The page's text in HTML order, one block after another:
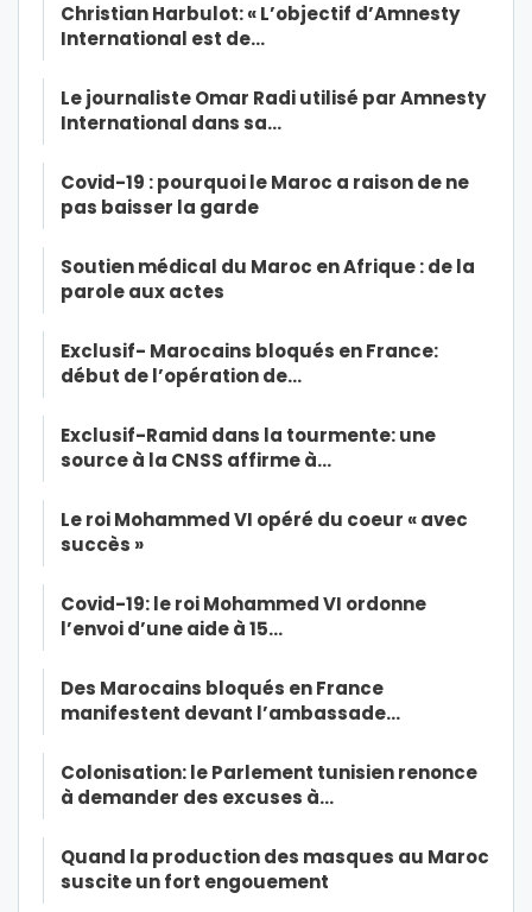
Christian Harbulot: « L’objectif d’Amnesty
International est de…
Le journaliste Omar Radi utilisé par Amnesty
International dans sa…
Covid-19 : pourquoi le Maroc a raison de ne
pas baisser la garde
Soutien médical du Maroc en Afrique : de la
parole aux actes
Exclusif- Marocains bloqués en France:
début de l’opération de…
Exclusif-Ramid dans la tourmente: une
source à la CNSS affirme à…
Le roi Mohammed VI opéré du coeur « avec
succès »
Covid-19: le roi Mohammed VI ordonne
l’envoi d’une aide à 15…
Des Marocains bloqués en France
manifestent devant l’ambassade…
Colonisation: le Parlement tunisien renonce
à demander des excuses à…
Quand la production des masques au Maroc
suscite un fort engouement